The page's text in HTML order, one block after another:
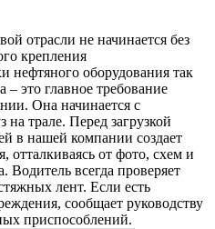
отрасли не начинается без
крепления
нефтяного оборудования так
– это главное требование
Она начинается с
на трале. Перед загрузкой
в нашей компании создает
отталкиваясь от фото, схем и
Водитель всегда проверяет
лент. Если есть
сообщает руководству
приспособлений.